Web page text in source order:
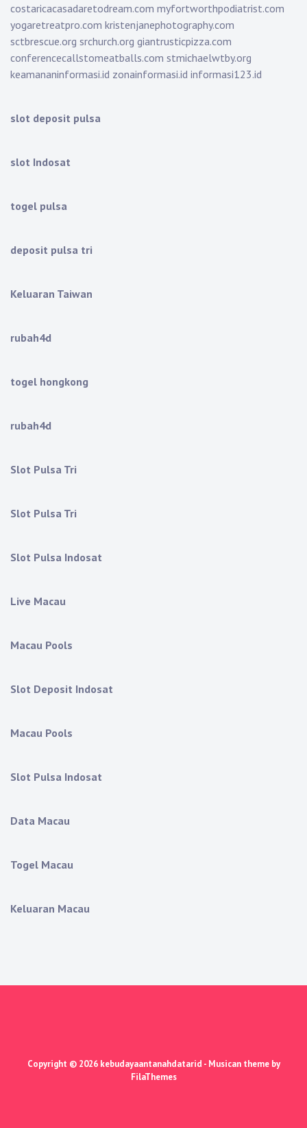
costaricacasadaretodream.com myfortworthpodiatrist.com
yogaretreatpro.com kristenjanephotography.com
sctbrescue.org srchurch.org giantrusticpizza.com
conferencecallstomeatballs.com stmichaelwtby.org
keamananinformasi.id zonainformasi.id informasi123.id
slot deposit pulsa
slot Indosat
togel pulsa
deposit pulsa tri
Keluaran Taiwan
rubah4d
togel hongkong
rubah4d
Slot Pulsa Tri
Slot Pulsa Tri
Slot Pulsa Indosat
Live Macau
Macau Pools
Slot Deposit Indosat
Macau Pools
Slot Pulsa Indosat
Data Macau
Togel Macau
Keluaran Macau
Copyright © 2026 kebudayaantanahdatarid - Musican theme by
FilaThemes